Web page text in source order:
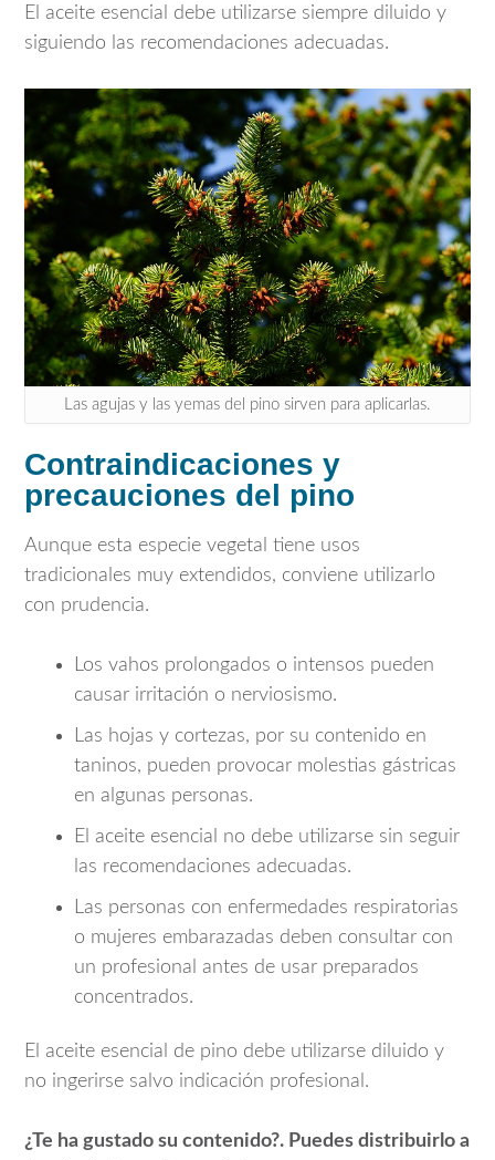
El aceite esencial debe utilizarse siempre diluido y
siguiendo las recomendaciones adecuadas.
Las agujas y las yemas del pino sirven para aplicarlas.
Contraindicaciones y
precauciones del pino
Aunque esta especie vegetal tiene usos
tradicionales muy extendidos, conviene utilizarlo
con prudencia.
Los vahos prolongados o intensos pueden
causar irritación o nerviosismo.
Las hojas y cortezas, por su contenido en
taninos, pueden provocar molestias gástricas
en algunas personas.
El aceite esencial no debe utilizarse sin seguir
las recomendaciones adecuadas.
Las personas con enfermedades respiratorias
o mujeres embarazadas deben consultar con
un profesional antes de usar preparados
concentrados.
El aceite esencial de pino debe utilizarse diluido y
no ingerirse salvo indicación profesional.
¿Te ha gustado su contenido?. Puedes distribuirlo a